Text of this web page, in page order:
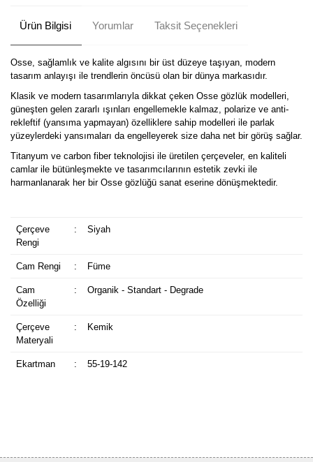
Ürün Bilgisi Yorumlar Taksit Seçenekleri
Osse, sağlamlık ve kalite algısını bir üst düzeye taşıyan, modern
tasarım anlayışı ile trendlerin öncüsü olan bir dünya markasıdır.
Klasik ve modern tasarımlarıyla dikkat çeken Osse gözlük modelleri,
güneşten gelen zararlı ışınları engellemekle kalmaz, polarize ve anti-
rekleftif (yansıma yapmayan) özelliklere sahip modelleri ile parlak
yüzeylerdeki yansımaları da engelleyerek size daha net bir görüş sağlar.
Titanyum ve carbon fiber teknolojisi ile üretilen çerçeveler, en kaliteli
camlar ile bütünleşmekte ve tasarımcılarının estetik zevki ile
harmanlanarak her bir Osse gözlüğü sanat eserine dönüşmektedir.
Çerçeve
Rengi
: Siyah
Cam Rengi : Füme
Cam
Özelliği
: Organik - Standart - Degrade
Çerçeve
Materyali
: Kemik
Ekartman : 55-19-142